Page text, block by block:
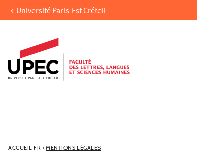
Aller au contenu
Accès directs
Recherche
Université Paris-Est Créteil
ACCUEIL FR› MENTIONS LÉGALES